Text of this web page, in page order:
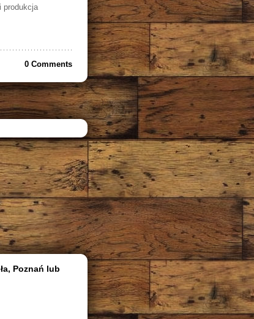
produkcja
0 Comments
Poznań lub